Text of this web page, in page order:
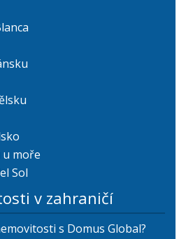
u moře
Sol
v zahraničí
s Domus Global?